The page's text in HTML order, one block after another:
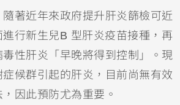
著近年來政府提升肝炎篩檢可近
行新生兒B 型肝炎疫苗接種，再
性肝炎「早晚將得到控制」。現
候群引起的肝炎，目前尚無有效
因此預防尤為重要。